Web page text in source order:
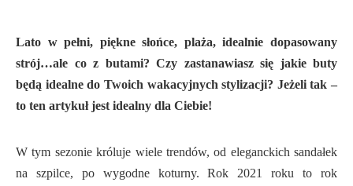
Lato w pełni, piękne słońce, plaża, idealnie dopasowany
strój…ale co z butami? Czy zastanawiasz się jakie buty
będą idealne do Twoich wakacyjnych stylizacji? Jeżeli tak –
to ten artykuł jest idealny dla Ciebie!
W tym sezonie króluje wiele trendów, od eleganckich sandałek
na szpilce, po wygodne koturny. Rok 2021 roku to rok